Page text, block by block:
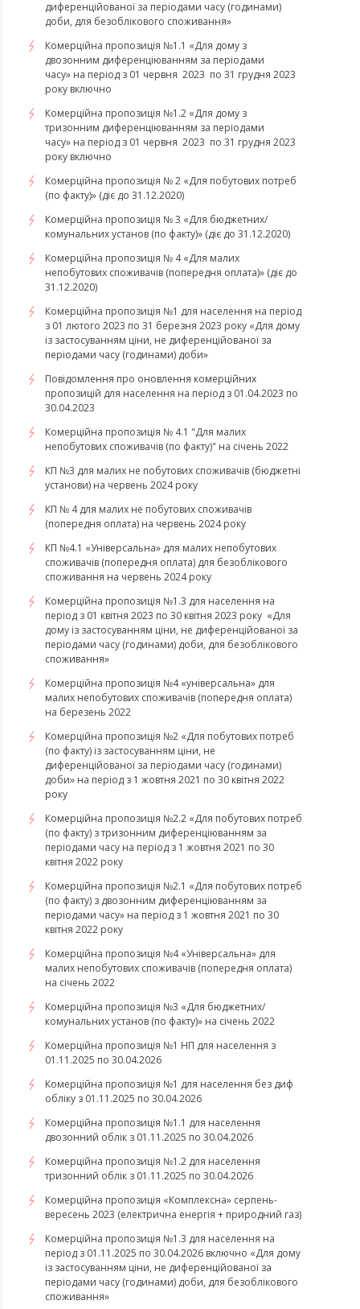
диференційованої за періодами часу (годинами)
доби, для безоблікового споживання»
Комерційна пропозиція №1.1 «Для дому з
двозонним диференціюванням за періодами
часу» на період з 01 червня 2023 по 31 грудня 2023
року включно
Комерційна пропозиція №1.2 «Для дому з
тризонним диференціюванням за періодами
часу» на період з 01 червня 2023 по 31 грудня 2023
року включно
Комерційна пропозиція № 2 «Для побутових потреб
(по факту)» (діє до 31.12.2020)
Комерційна пропозиція № 3 «Для бюджетних/
комунальних установ (по факту)» (діє до 31.12.2020)
Комерційна пропозиція № 4 «Для малих
непобутових споживачів (попередня оплата)» (діє до
31.12.2020)
Комерційна пропозиція №1 для населення на період
з 01 лютого 2023 по 31 березня 2023 року «Для дому
із застосуванням ціни, не диференційованої за
періодами часу (годинами) доби»
Повідомлення про оновлення комерційних
пропозицій для населення на період з 01.04.2023 по
30.04.2023
Комерційна пропозиція № 4.1 "Для малих
непобутових споживачів (по факту)" на січень 2022
КП №3 для малих не побутових споживачів (бюджетні
установи) на червень 2024 року
КП № 4 для малих не побутових споживачів
(попередня оплата) на червень 2024 року
КП №4.1 «Універсальна» для малих непобутових
споживачів (попередня оплата) для безоблікового
споживання на червень 2024 року
​​​​​​​Комерційна пропозиція №1.3 для населення на
період з 01 квітня 2023 по 30 квітня 2023 року «Для
дому із застосуванням ціни, не диференційованої за
періодами часу (годинами) доби, для безоблікового
споживання»
​​​​​​​Комерційна пропозиція №4 «універсальна» для
малих непобутових споживачів (попередня оплата)
на березень 2022
Комерційна пропозиція №2 «Для побутових потреб
(по факту) із застосуванням ціни, не
диференційованої за періодами часу (годинами)
доби» на період з 1 жовтня 2021 по 30 квітня 2022
року
Комерційна пропозиція №2.2 «Для побутових потреб
(по факту) з тризонним диференціюванням за
періодами часу на період з 1 жовтня 2021 по 30
квітня 2022 року
Комерційна пропозиція №2.1 «Для побутових потреб
(по факту) з двозонним диференціюванням за
періодами часу» на період з 1 жовтня 2021 по 30
квітня 2022 року
Комерційна пропозиція №4 «Універсальна» для
малих непобутових споживачів (попередня оплата)
на січень 2022
Комерційна пропозиція №3 «Для бюджетних/
комунальних установ (по факту)» на січень 2022
Комерційна пропозиція №1 НП для населення з
01.11.2025 по 30.04.2026
Комерційна пропозиція №1 для населення без диф
обліку з 01.11.2025 по 30.04.2026
Комерційна пропозиція №1.1 для населення
двозонний облік з 01.11.2025 по 30.04.2026
Комерційна пропозиція №1.2 для населення
тризонний облік з 01.11.2025 по 30.04.2026
​​​​​​​Комерційна пропозиція «Комплексна» серпень-
вересень 2023 (електрична енергія + природний газ)
Комерційна пропозиція №1.3 для населення на
період з 01.11.2025 по 30.04.2026 включно «Для дому
із застосуванням ціни, не диференційованої за
періодами часу (годинами) доби, для безоблікового
споживання»